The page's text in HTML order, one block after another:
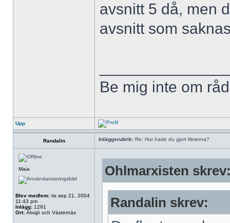
avsnitt 5 då, men
avsnitt som
Be mig inte om
Upp
Randalin Inläggsrubrik: Re: Hur hade du gjort filmerna?
Maia
Blev medlem: tis sep 21, 2004
11:43 pm
Inlägg: 1291
Ort: Älvsjö och Västernäs
Ohlmarxisten
Randalin skrev: